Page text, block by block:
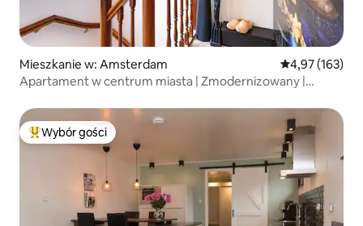
Mieszkanie w: Amsterdam Średnia
4,97 (163)
Apartament w centrum miasta | Zmodernizowany |
Najpopularniejsze z kategorii Wybór gości
Wybór gości